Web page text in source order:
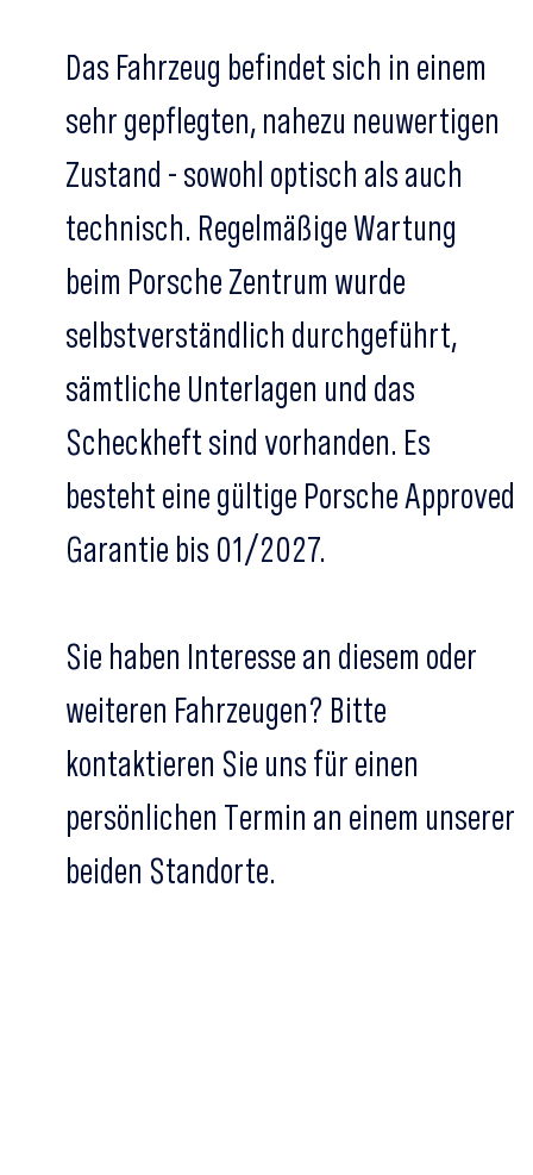
Das Fahrzeug befindet sich in einem
sehr gepflegten, nahezu neuwertigen
Zustand - sowohl optisch als auch
technisch. Regelmäßige Wartung
beim Porsche Zentrum wurde
selbstverständlich durchgeführt,
sämtliche Unterlagen und das
Scheckheft sind vorhanden. Es
besteht eine gültige Porsche Approved
Garantie bis 01/2027.
Sie haben Interesse an diesem oder
weiteren Fahrzeugen? Bitte
kontaktieren Sie uns für einen
persönlichen Termin an einem unserer
beiden Standorte.